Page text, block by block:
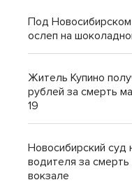
Под Новосибирском
ослеп на
Житель Купино
рублей за смерть
19
Новосибирский суд
водителя за смерть
вокзале